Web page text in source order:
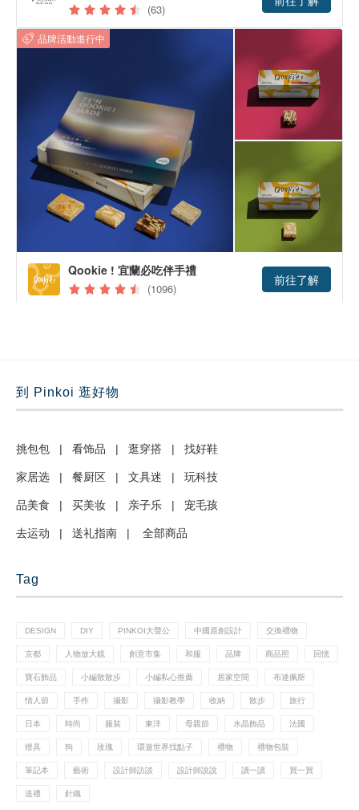
到 Pinkoi 逛好物
挑包包 | 看饰品 | 逛穿搭 | 找好鞋
家居选 | 餐厨区 | 文具迷 | 玩科技
品美食 | 买美妆 | 亲子乐 | 宠毛孩
去运动 | 送礼指南 | 全部商品
Tag
DESIGN DIY PINKOI大聲公 中國原創設計 交換禮物
京都 人物放大鏡 創意市集 和服 品牌 商品照 回憶
寶石飾品 小編散散步 小編私心推薦 居家空間 布達佩斯
情人節 手作 攝影 攝影教學 收納 散步 旅行
日本 時尚 服裝 東洋 母親節 水晶飾品 法國
燈具 狗 玫瑰 環遊世界找點子 禮物 禮物包裝
筆記本 藝術 設計師訪談 設計師說說 讀一讀 買一買
送禮 針織